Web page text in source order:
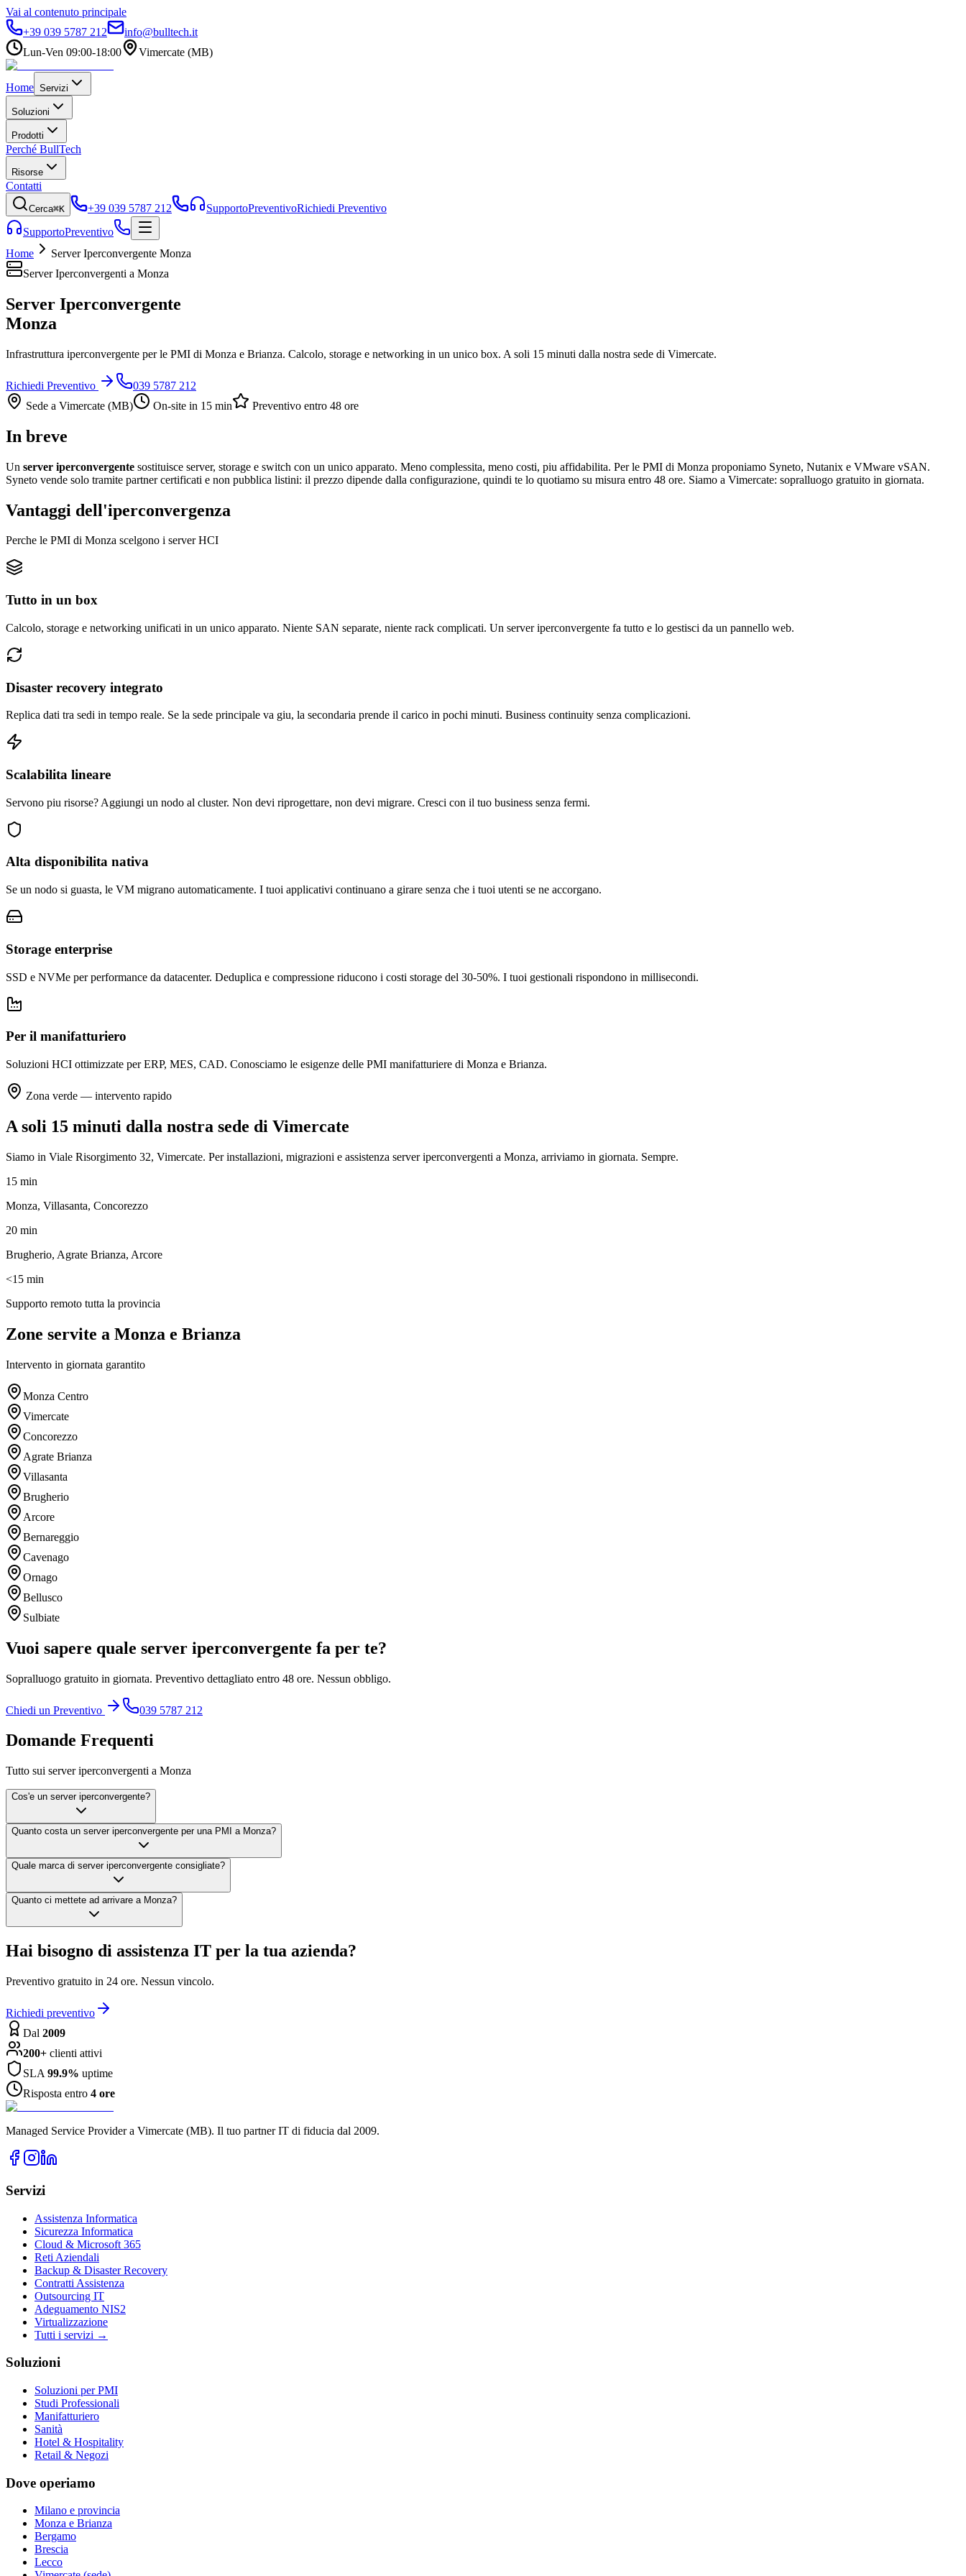
Vai al contenuto principale
+39 039 5787 212
info@bulltech.it
Lun-Ven 09:00-18:00
Vimercate (MB)
Home Servizi
Soluzioni
Prodotti
Perché BullTech
Risorse
Contatti
Cerca⌘K +39 039 5787 212 SupportoPreventivoRichiedi Preventivo
SupportoPreventivo
Home
Server Iperconvergente Monza
Server Iperconvergenti a Monza
Server Iperconvergente
Monza
Infrastruttura iperconvergente per le PMI di Monza e Brianza. Calcolo, storage e networking in un unico box. A soli 15 minuti dalla nostra sede di Vimercate.
Richiedi Preventivo
039 5787 212
Sede a Vimercate (MB)
On-site in 15 min Preventivo entro 48 ore
In breve
Un server iperconvergente sostituisce server, storage e switch con un unico apparato. Meno complessita, meno costi, piu affidabilita. Per le PMI di Monza proponiamo Syneto, Nutanix e VMware vSAN.
Syneto vende solo tramite partner certificati e non pubblica listini: il prezzo dipende dalla configurazione, quindi te lo quotiamo su misura entro 48 ore. Siamo a Vimercate: sopralluogo gratuito in giornata.
Vantaggi dell'iperconvergenza
Perche le PMI di Monza scelgono i server HCI
Tutto in un box
Calcolo, storage e networking unificati in un unico apparato. Niente SAN separate, niente rack complicati. Un server iperconvergente fa tutto e lo gestisci da un pannello web.
Disaster recovery integrato
Replica dati tra sedi in tempo reale. Se la sede principale va giu, la secondaria prende il carico in pochi minuti. Business continuity senza complicazioni.
Scalabilita lineare
Servono piu risorse? Aggiungi un nodo al cluster. Non devi riprogettare, non devi migrare. Cresci con il tuo business senza fermi.
Alta disponibilita nativa
Se un nodo si guasta, le VM migrano automaticamente. I tuoi applicativi continuano a girare senza che i tuoi utenti se ne accorgano.
Storage enterprise
SSD e NVMe per performance da datacenter. Deduplica e compressione riducono i costi storage del 30-50%. I tuoi gestionali rispondono in millisecondi.
Per il manifatturiero
Soluzioni HCI ottimizzate per ERP, MES, CAD. Conosciamo le esigenze delle PMI manifatturiere di Monza e Brianza.
Zona verde — intervento rapido
A soli 15 minuti dalla nostra sede di Vimercate
Siamo in Viale Risorgimento 32, Vimercate. Per installazioni, migrazioni e assistenza server iperconvergenti a Monza, arriviamo in giornata. Sempre.
15 min
Monza, Villasanta, Concorezzo
20 min
Brugherio, Agrate Brianza, Arcore
<15 min
Supporto remoto tutta la provincia
Zone servite a Monza e Brianza
Intervento in giornata garantito
Monza Centro
Vimercate
Concorezzo
Agrate Brianza
Villasanta
Brugherio
Arcore
Bernareggio
Cavenago
Ornago
Bellusco
Sulbiate
Vuoi sapere quale server iperconvergente fa per te?
Sopralluogo gratuito in giornata. Preventivo dettagliato entro 48 ore. Nessun obbligo.
Chiedi un Preventivo 039 5787 212
Domande Frequenti
Tutto sui server iperconvergenti a Monza
Cos'e un server iperconvergente?
Quanto costa un server iperconvergente per una PMI a Monza?
Quale marca di server iperconvergente consigliate?
Quanto ci mettete ad arrivare a Monza?
Hai bisogno di assistenza IT per la tua azienda?
Preventivo gratuito in 24 ore. Nessun vincolo.
Richiedi preventivo
Dal 2009
200+ clienti attivi
SLA 99.9% uptime
Risposta entro 4 ore
Managed Service Provider a Vimercate (MB). Il tuo partner IT di fiducia dal 2009.
Servizi
Assistenza Informatica
Sicurezza Informatica
Cloud & Microsoft 365
Reti Aziendali
Backup & Disaster Recovery
Contratti Assistenza
Outsourcing IT
Adeguamento NIS2
Virtualizzazione
Tutti i servizi →
Soluzioni
Soluzioni per PMI
Studi Professionali
Manifatturiero
Sanità
Hotel & Hospitality
Retail & Negozi
Dove operiamo
Milano e provincia
Monza e Brianza
Bergamo
Brescia
Lecco